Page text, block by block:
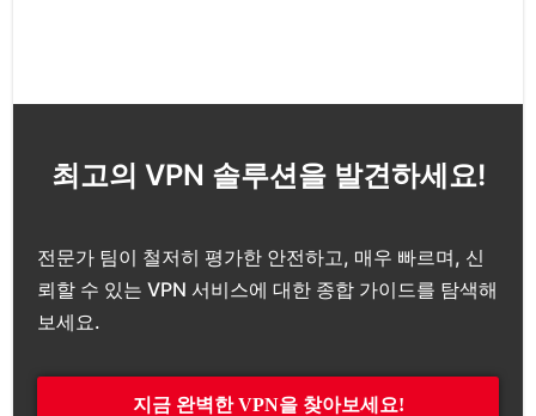
최고의 VPN 솔루션을 발견하세요!
전문가 팀이 철저히 평가한 안전하고, 매우 빠르며, 신
뢰할 수 있는 VPN 서비스에 대한 종합 가이드를 탐색해
보세요.
지금 완벽한 VPN을 찾아보세요!